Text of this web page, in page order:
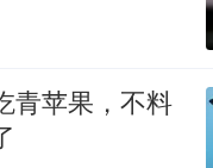
青苹果，不料